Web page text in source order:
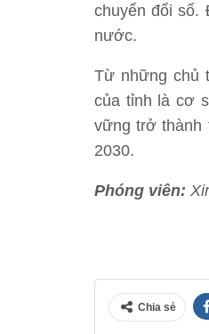
chuyển đổi số.
nước.
Từ những chủ
của tỉnh là cơ
vững trở thành
2030.
Phóng viên:
Chia sẻ